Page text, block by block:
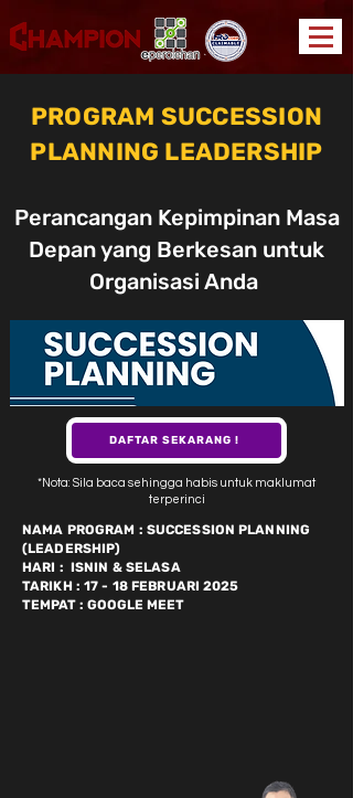
PROGRAM SUCCESSION
PLANNING LEADERSHIP
Perancangan Kepimpinan Masa
Depan yang Berkesan untuk
Organisasi Anda
DAFTAR SEKARANG !
*Nota: Sila baca sehingga habis untuk maklumat
terperinci
NAMA PROGRAM : SUCCESSION PLANNING
(LEADERSHIP)
HARI : ISNIN & SELASA
TARIKH : 17 - 18 FEBRUARI 2025
TEMPAT : GOOGLE MEET